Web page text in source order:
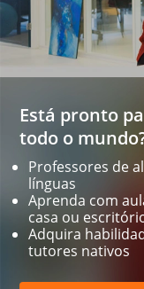
Está pronto
todo o
Professores de
línguas
Aprenda com
casa ou
Adquira
tutores nativos